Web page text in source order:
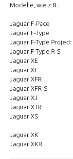
Modelle, wie z.B.:
Jaguar F-Pace
Jaguar F-Type
Jaguar F-Type Project
Jaguar F-Type R-S
Jaguar XE
Jaguar XF
Jaguar XFR
Jaguar XFR-S
Jaguar XJ
Jaguar XJR
Jaguar XS
Jaguar XK
Jaguar XKR